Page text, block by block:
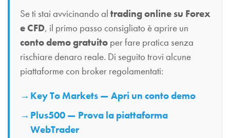
Se ti stai avvicinando al trading online su Forex
e CFD, il primo passo consigliato è aprire un
conto demo gratuito per fare pratica senza
rischiare denaro reale. Di seguito trovi alcune
piattaforme con broker regolamentati:
Key To Markets — Apri un conto demo
Plus500 — Prova la piattaforma
WebTrader